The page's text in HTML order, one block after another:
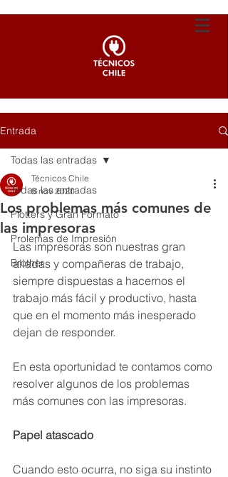
Entrada
Todas las entradas
Plotters y Gran Formato
Prolemas de Impresión
Brother
Todas las entradas
Los problemas más comunes de
las impresoras
Técnicos Chile
8 nov 2020
Las impresoras son nuestras gran
aliadas y compañeras de trabajo,
siempre dispuestas a hacernos el
trabajo más fácil y productivo, hasta
que en el momento más inesperado
dejan de responder.
En esta oportunidad te contamos como
resolver algunos de los problemas
más comunes con las impresoras.
Papel atascado
Cuando esto ocurra, no siga su instinto